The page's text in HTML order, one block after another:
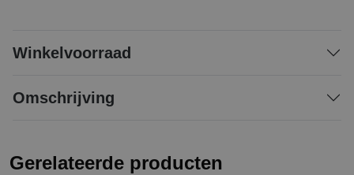
Winkelvoorraad
Omschrijving
Gerelateerde producten